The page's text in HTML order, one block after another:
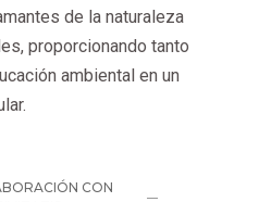
de la naturaleza
proporcionando tanto
ambiental en un